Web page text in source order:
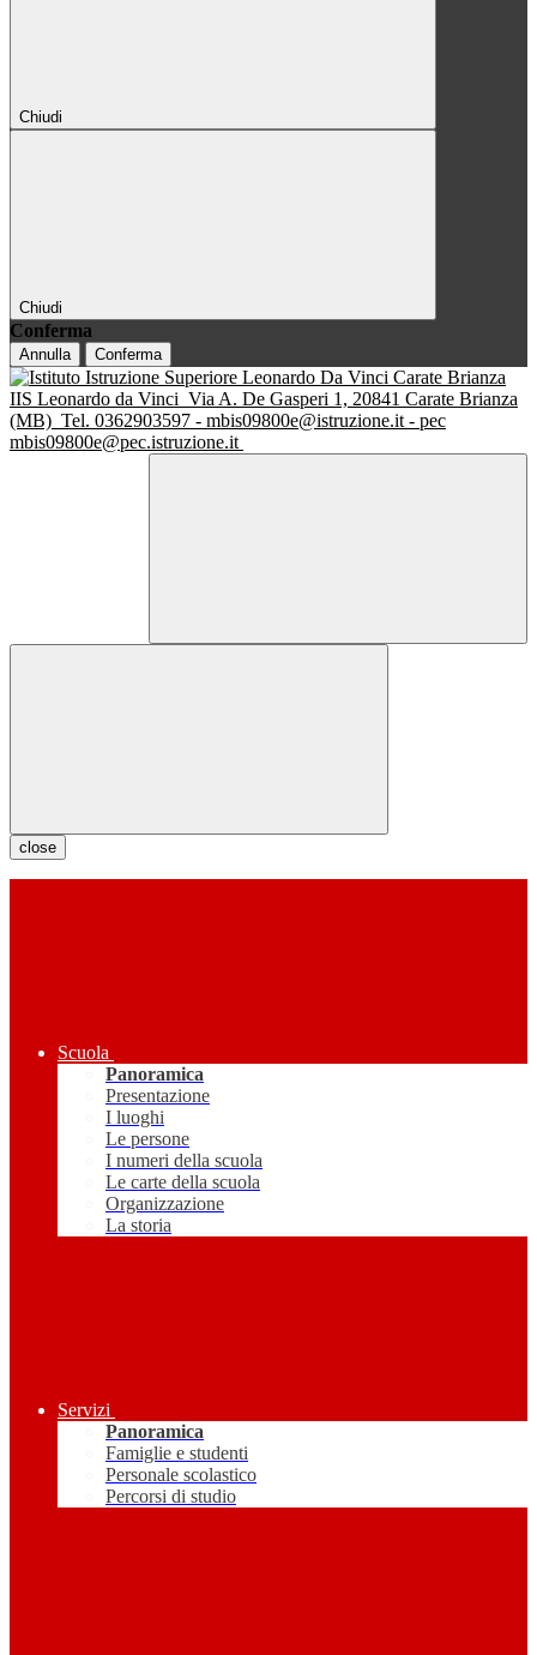
Chiudi
Chiudi
Conferma
Annulla Conferma
IIS Leonardo da Vinci Via A. De Gasperi 1, 20841 Carate Brianza
(MB) Tel. 0362903597 - mbis09800e@istruzione.it - pec
mbis09800e@pec.istruzione.it
close
Scuola
Panoramica
Presentazione
I luoghi
Le persone
I numeri della scuola
Le carte della scuola
Organizzazione
La storia
Servizi
Panoramica
Famiglie e studenti
Personale scolastico
Percorsi di studio